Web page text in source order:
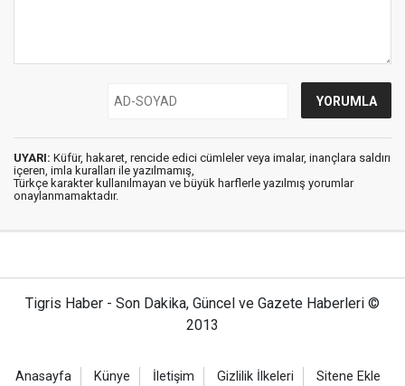
UYARI: Küfür, hakaret, rencide edici cümleler veya imalar, inançlara saldırı
içeren, imla kuralları ile yazılmamış,
Türkçe karakter kullanılmayan ve büyük harflerle yazılmış yorumlar
onaylanmamaktadır.
Tigris Haber - Son Dakika, Güncel ve Gazete Haberleri ©
2013
Anasayfa Künye İletişim Gizlilik İlkeleri Sitene Ekle